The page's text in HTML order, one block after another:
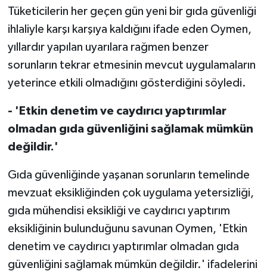
Tüketicilerin her geçen gün yeni bir gıda güvenliği
ihlaliyle karşı karşıya kaldığını ifade eden Oymen,
yıllardır yapılan uyarılara rağmen benzer
sorunların tekrar etmesinin mevcut uygulamaların
yeterince etkili olmadığını gösterdiğini söyledi.
- 'Etkin denetim ve caydırıcı yaptırımlar
olmadan gıda güvenliğini sağlamak mümkün
değildir.'
Gıda güvenliğinde yaşanan sorunların temelinde
mevzuat eksikliğinden çok uygulama yetersizliği,
gıda mühendisi eksikliği ve caydırıcı yaptırım
eksikliğinin bulunduğunu savunan Oymen, 'Etkin
denetim ve caydırıcı yaptırımlar olmadan gıda
güvenliğini sağlamak mümkün değildir.' ifadelerini
YAŞAM